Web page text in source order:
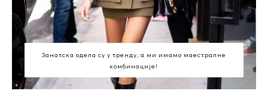
Занатска одела су у тренду, а ми имамо маестралне
комбинације!